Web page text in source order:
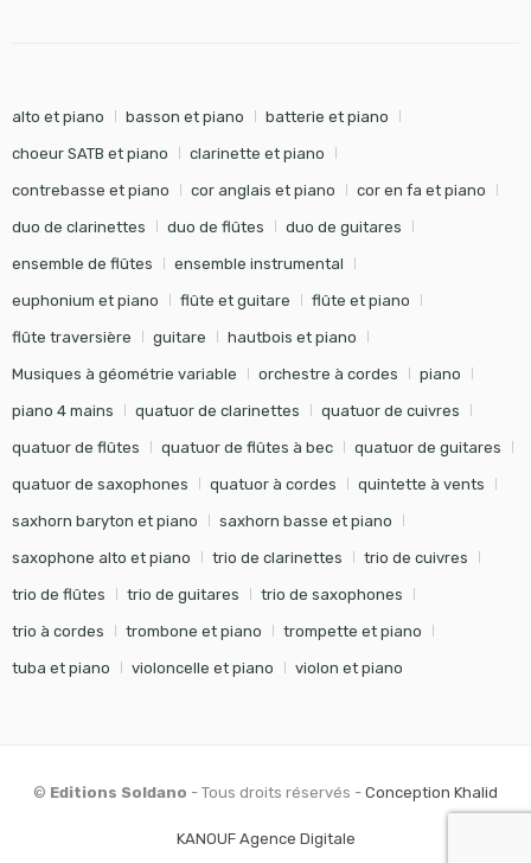
alto et piano basson et piano batterie et piano
choeur SATB et piano clarinette et piano
contrebasse et piano cor anglais et piano cor en fa et piano
duo de clarinettes duo de flûtes duo de guitares
ensemble de flûtes ensemble instrumental
euphonium et piano flûte et guitare flûte et piano
flûte traversière guitare hautbois et piano
Musiques à géométrie variable orchestre à cordes piano
piano 4 mains quatuor de clarinettes quatuor de cuivres
quatuor de flûtes quatuor de flûtes à bec quatuor de guitares
quatuor de saxophones quatuor à cordes quintette à vents
saxhorn baryton et piano saxhorn basse et piano
saxophone alto et piano trio de clarinettes trio de cuivres
trio de flûtes trio de guitares trio de saxophones
trio à cordes trombone et piano trompette et piano
tuba et piano violoncelle et piano violon et piano
© Editions Soldano - Tous droits réservés - Conception Khalid
KANOUF Agence Digitale